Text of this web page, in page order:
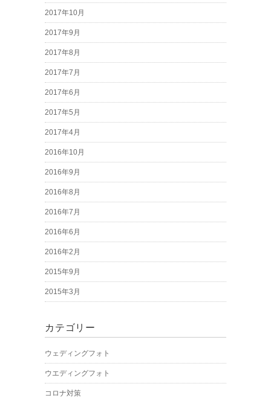
2017年10月
2017年9月
2017年8月
2017年7月
2017年6月
2017年5月
2017年4月
2016年10月
2016年9月
2016年8月
2016年7月
2016年6月
2016年2月
2015年9月
2015年3月
カテゴリー
ウェディングフォト
ウエディングフォト
コロナ対策